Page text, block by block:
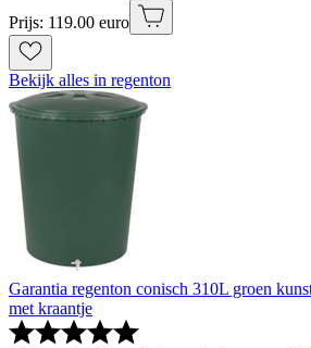
Prijs: 119.00 euro
Bekijk alles in regenton
Garantia regenton conisch 310L groen
met kraantje